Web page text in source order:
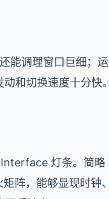
能调理窗口巨细；运
和切换速度十分快。
灯条。简略
阵，能够显现时钟、